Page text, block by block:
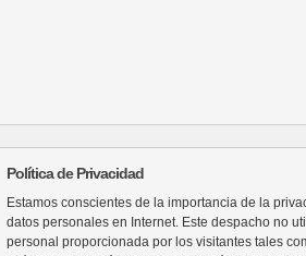
Política de Privacidad
Estamos conscientes de la importancia de la
datos personales en Internet. Este despacho no
personal proporcionada por los visitantes tales